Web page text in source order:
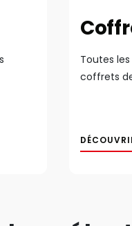
Toutes
coffrets